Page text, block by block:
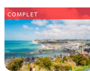
COMPLET